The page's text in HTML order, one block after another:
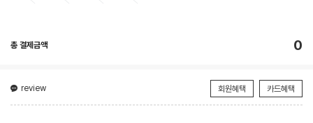
총 결제금액 0
review 회원혜택 카드혜택